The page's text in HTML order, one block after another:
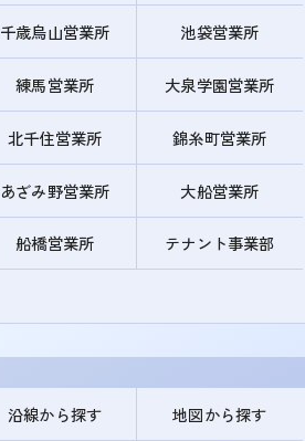
千歳烏山営業所 池袋営業所
練馬営業所 大泉学園営業所
北千住営業所 錦糸町営業所
あざみ野営業所 大船営業所
船橋営業所 テナント事業部
沿線から探す 地図から探す